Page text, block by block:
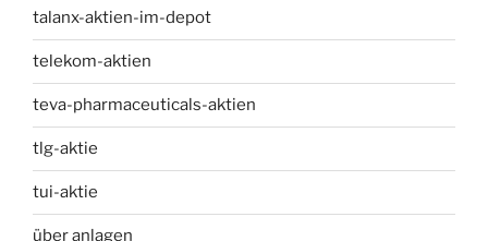
talanx-aktien-im-depot
telekom-aktien
teva-pharmaceuticals-aktien
tlg-aktie
tui-aktie
über anlagen